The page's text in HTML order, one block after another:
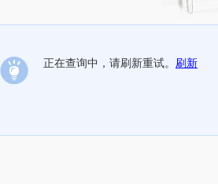
正在查询中，请刷新重试。 刷新